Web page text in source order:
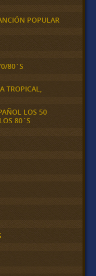
POPULAR
80´S
TROPICAL,
LOS 50
80´S